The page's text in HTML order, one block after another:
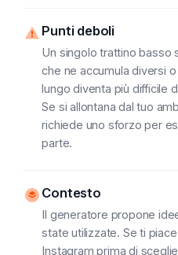
Punti deboli
Un singolo trattino basso
che ne accumula diversi
lungo diventa più difficile
Se si allontana dal tuo
richiede uno sforzo per
parte.
Contesto
Il generatore propone
state utilizzate. Se ti
Instagram prima di